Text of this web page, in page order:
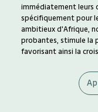
immédiatement leurs
spécifiquement pour
ambitieux d'Afrique,
probantes, stimule la
favorisant ainsi la